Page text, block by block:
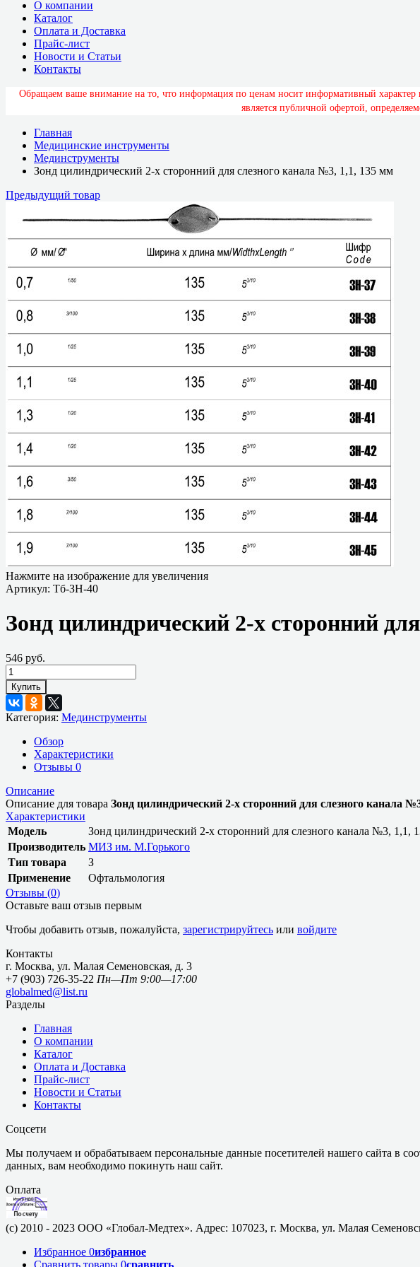
О компании
Каталог
Оплата и Доставка
Прайс-лист
Новости и Статьи
Контакты
Обращаем ваше внимание на то, что информация по ценам носит информативный характер
является публичной офертой, определяем
Главная
Медицинские инструменты
Мединструменты
Зонд цилиндрический 2-х сторонний для слезного канала №3, 1,1, 135 мм
Предыдущий товар
Нажмите на изображение для увеличения
Артикул: Тб-ЗН-40
Зонд цилиндрический 2-х сторонний
546 руб.
Купить
Категория: Мединструменты
Обзор
Характеристики
Отзывы 0
Описание
Описание для товара Зонд цилиндрический 2-х сторонний для слезного канала
Характеристики
Модель
Зонд цилиндрический 2-х сторонний для слезного канала №3, 1,1,
Производитель МИЗ им. М.Горького
Тип товара
З
Применение
Офтальмология
Отзывы (0)
Оставьте ваш отзыв первым
Чтобы добавить отзыв, пожалуйста, зарегистрируйтесь или войдите
Контакты
г. Москва, ул. Малая Семеновская, д. 3
+7 (903) 726-35-22 Пн—Пт 9:00—17:00
globalmed@list.ru
Разделы
Главная
О компании
Каталог
Оплата и Доставка
Прайс-лист
Новости и Статьи
Контакты
Соцсети
Мы получаем и обрабатываем персональные данные посетителей нашего сайта в
данных, вам необходимо покинуть наш сайт.
Оплата
(c) 2010 - 2023 ООО «Глобал-Медтех». Адрес: 107023, г. Москва, ул. Малая
Избранное 0избранное
Сравнить товары 0сравнить